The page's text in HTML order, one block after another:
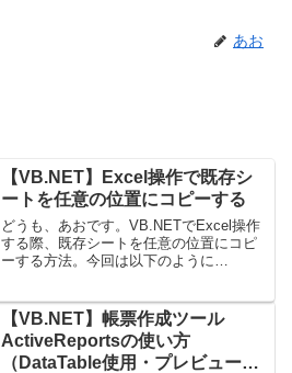
あお
【VB.NET】Excel操作で既存シ
ートを任意の位置にコピーする
どうも、あおです。VB.NETでExcel操作
する際、既存シートを任意の位置にコピ
ーする方法。今回は以下のように
Public Class Form1 Priv...
【VB.NET】帳票作成ツール
ActiveReportsの使い方
（DataTable使用・プレビュー画